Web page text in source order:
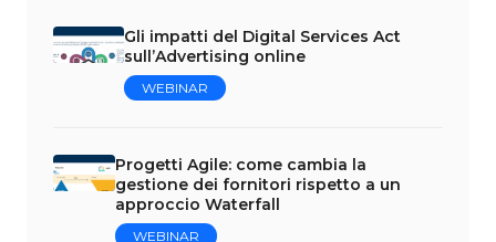
Gli impatti del Digital Services Act
sull’Advertising online
WEBINAR
Progetti Agile: come cambia la
gestione dei fornitori rispetto a un
approccio Waterfall
WEBINAR